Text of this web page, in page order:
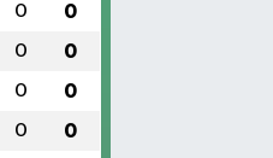
0 0
0 0
0 0
0 0